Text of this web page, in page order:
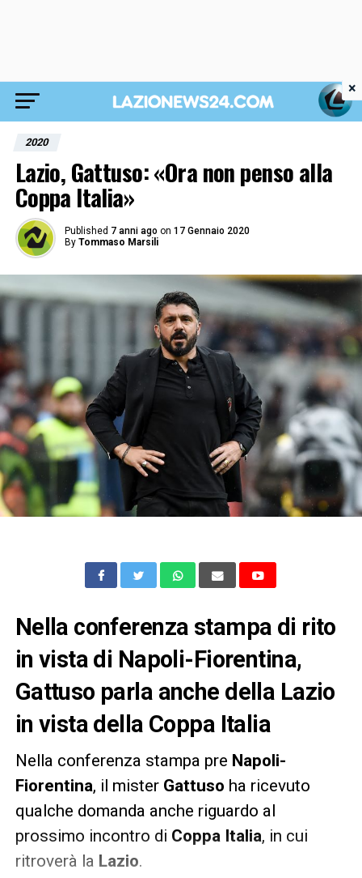
2020
Lazio, Gattuso: «Ora non penso alla
Coppa Italia»
Published 7 anni ago on 17 Gennaio 2020
By Tommaso Marsili
Nella conferenza stampa di rito
in vista di Napoli-Fiorentina,
Gattuso parla anche della Lazio
in vista della Coppa Italia
Nella conferenza stampa pre Napoli-
Fiorentina, il mister Gattuso ha ricevuto
qualche domanda anche riguardo al
prossimo incontro di Coppa Italia, in cui
ritroverà la Lazio.
×